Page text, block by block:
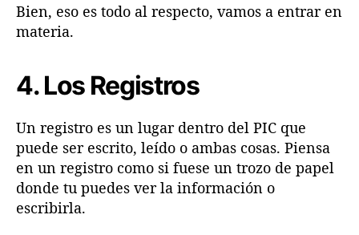
Bien, eso es todo al respecto, vamos a entrar en
materia.
4. Los Registros
Un registro es un lugar dentro del PIC que
puede ser escrito, leído o ambas cosas. Piensa
en un registro como si fuese un trozo de papel
donde tu puedes ver la información o
escribirla.